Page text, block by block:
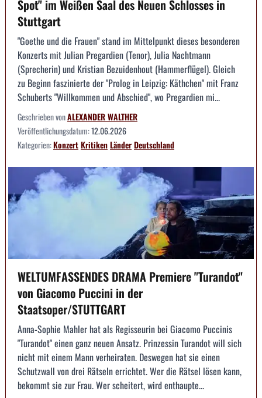
Spot" im Weißen Saal des Neuen Schlosses in
Stuttgart
"Goethe und die Frauen" stand im Mittelpunkt dieses besonderen
Konzerts mit Julian Pregardien (Tenor), Julia Nachtmann
(Sprecherin) und Kristian Bezuidenhout (Hammerflügel). Gleich
zu Beginn faszinierte der "Prolog in Leipzig: Käthchen" mit Franz
Schuberts "Willkommen und Abschied", wo Pregardien mi...
Geschrieben vonALEXANDER WALTHER
Veröffentlichungsdatum:12.06.2026
Kategorien:KonzertKritikenLänderDeutschland
WELTUMFASSENDES DRAMA Premiere "Turandot"
von Giacomo Puccini in der
Staatsoper/STUTTGART
Anna-Sophie Mahler hat als Regisseurin bei Giacomo Puccinis
"Turandot" einen ganz neuen Ansatz. Prinzessin Turandot will sich
nicht mit einem Mann verheiraten. Deswegen hat sie einen
Schutzwall von drei Rätseln errichtet. Wer die Rätsel lösen kann,
bekommt sie zur Frau. Wer scheitert, wird enthaupte...